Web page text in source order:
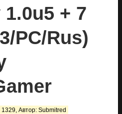
+ 7
PC/Rus)
Автор: Submitred